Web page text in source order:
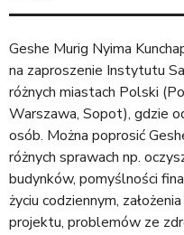
t
e
ś
t
u
t
a
j
Geshe Murig Nyima
na zaproszenie Instytutu
różnych miastach Polski
Warszawa, Sopot), gdzie
osób. Można poprosić
różnych sprawach np.
budynków, pomyślności
życiu codziennym,
projektu, problemów ze